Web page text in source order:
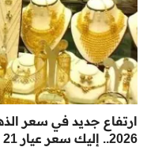
2026.. إليك سعر عيار 21 الحالي